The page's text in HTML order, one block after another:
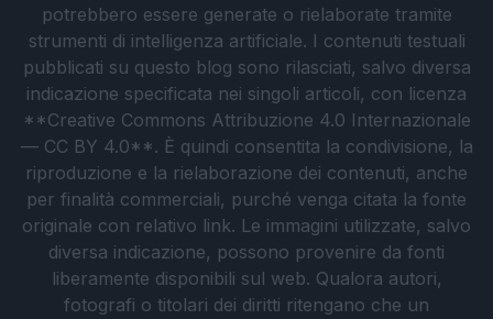
potrebbero essere generate o rielaborate tramite
strumenti di intelligenza artificiale. I contenuti testuali
pubblicati su questo blog sono rilasciati, salvo diversa
indicazione specificata nei singoli articoli, con licenza
**Creative Commons Attribuzione 4.0 Internazionale
— CC BY 4.0**. È quindi consentita la condivisione, la
riproduzione e la rielaborazione dei contenuti, anche
per finalità commerciali, purché venga citata la fonte
originale con relativo link. Le immagini utilizzate, salvo
diversa indicazione, possono provenire da fonti
liberamente disponibili sul web. Qualora autori,
fotografi o titolari dei diritti ritengano che un